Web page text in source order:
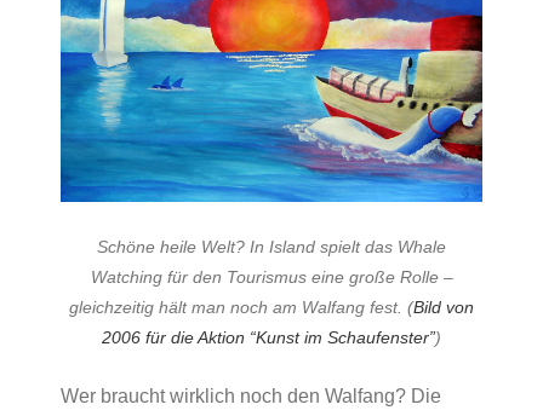
Schöne heile Welt? In Island spielt das Whale
Watching für den Tourismus eine große Rolle –
gleichzeitig hält man noch am Walfang fest. (Bild von
2006 für die Aktion “Kunst im Schaufenster”)
Wer braucht wirklich noch den Walfang? Die